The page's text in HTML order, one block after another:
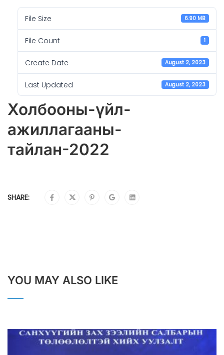
File Size 6.90 MB
File Count 1
Create Date August 2, 2023
Last Updated August 2, 2023
Холбооны-үйл-
ажиллагааны-
тайлан-2022
SHARE:
YOU MAY ALSO LIKE